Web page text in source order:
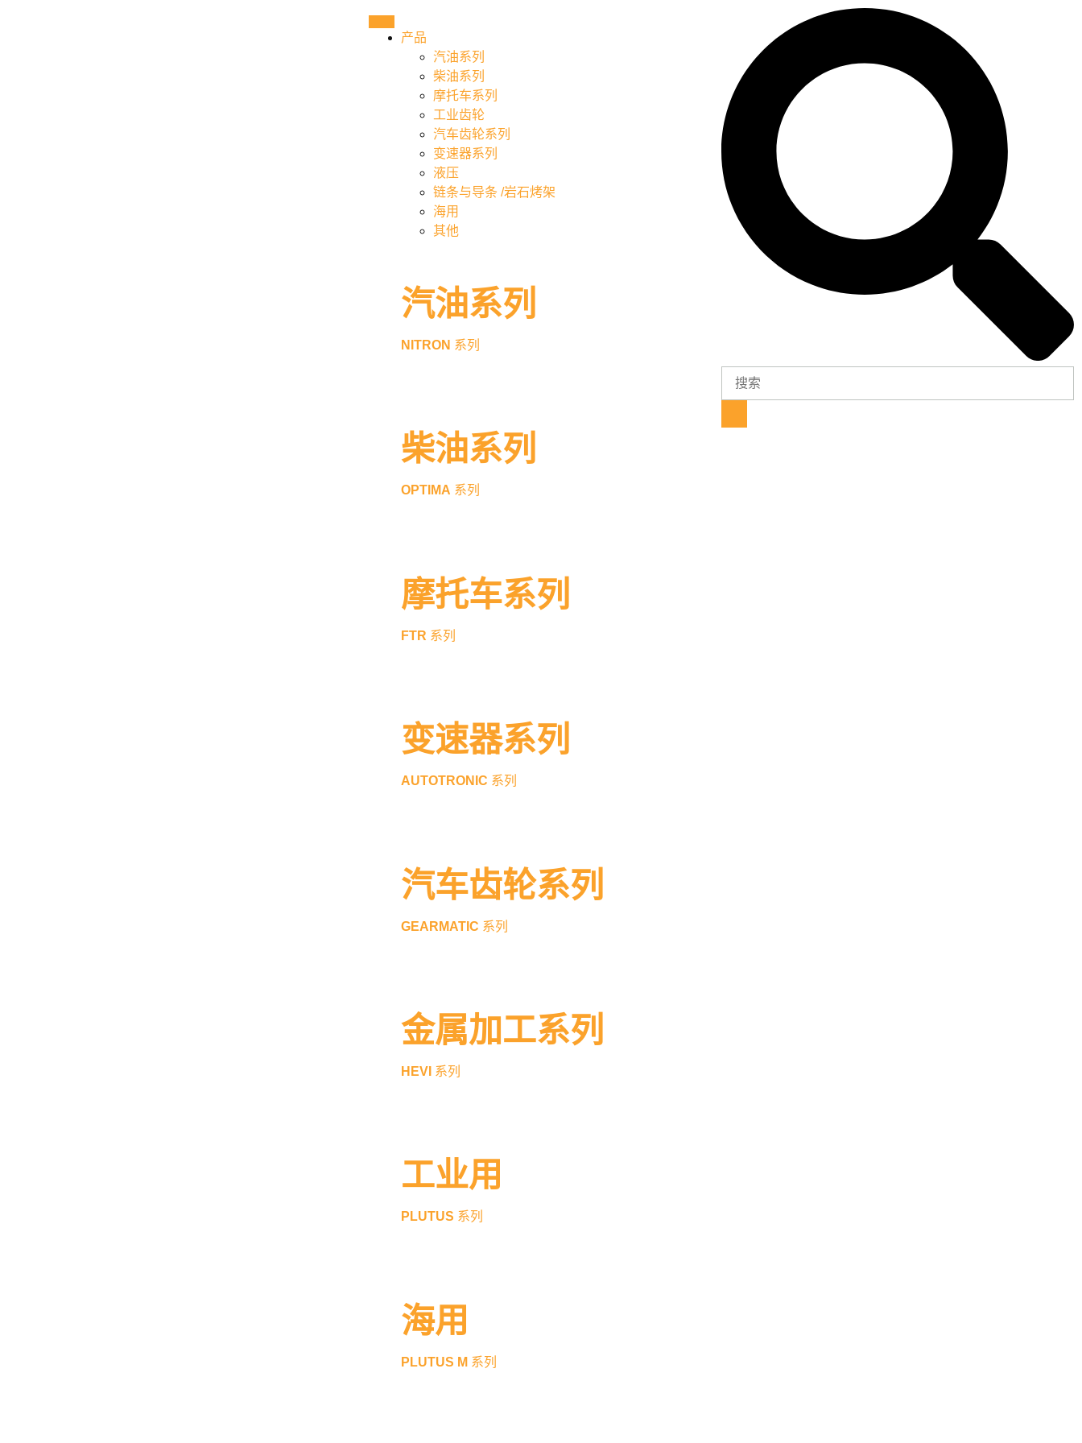
产品
汽油系列
柴油系列
摩托车系列
工业齿轮
汽车齿轮系列
变速器系列
液压
链条与导条 /岩石烤架
海用
其他
汽油系列
NITRON 系列
柴油系列
OPTIMA 系列
摩托车系列
FTR 系列
变速器系列
AUTOTRONIC 系列
汽车齿轮系列
GEARMATIC 系列
金属加工系列
HEVI 系列
工业用
PLUTUS 系列
海用
PLUTUS M 系列